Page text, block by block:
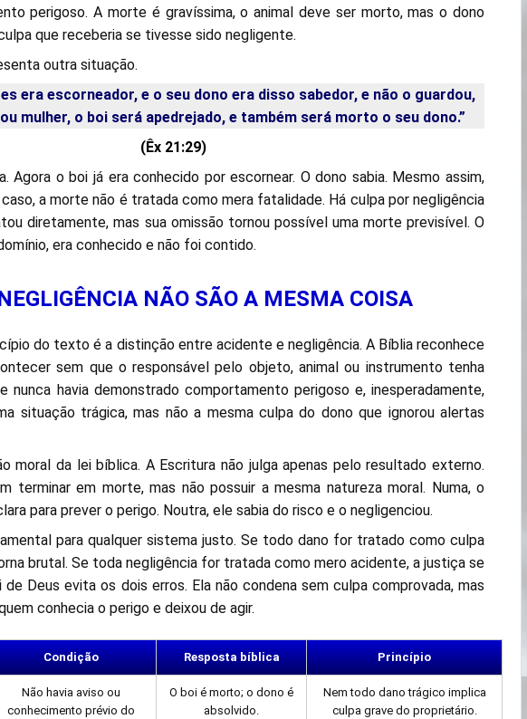
perigoso. A morte é gravíssima, o animal deve ser morto, mas o dono
que receberia se tivesse sido negligente.
outra situação.
era escorneador, e o seu dono era disso sabedor, e não o guardou,
mulher, o boi será apedrejado, e também será morto o seu dono.”
(Êx 21:29)
Agora o boi já era conhecido por escornear. O dono sabia. Mesmo assim,
a morte não é tratada como mera fatalidade. Há culpa por negligência
diretamente, mas sua omissão tornou possível uma morte previsível. O
era conhecido e não foi contido.
NÃO SÃO A MESMA COISA
do texto é a distinção entre acidente e negligência. A Bíblia reconhece
sem que o responsável pelo objeto, animal ou instrumento tenha
nunca havia demonstrado comportamento perigoso e, inesperadamente,
situação trágica, mas não a mesma culpa do dono que ignorou alertas
moral da lei bíblica. A Escritura não julga apenas pelo resultado externo.
terminar em morte, mas não possuir a mesma natureza moral. Numa, o
para prever o perigo. Noutra, ele sabia do risco e o negligenciou.
para qualquer sistema justo. Se todo dano for tratado como culpa
brutal. Se toda negligência for tratada como mero acidente, a justiça se
de Deus evita os dois erros. Ela não condena sem culpa comprovada, mas
conhecia o perigo e deixou de agir.
Condição Resposta bíblica Princípio
Não havia aviso ou
conhecimento prévio do
O boi é morto; o dono é
absolvido.
Nem todo dano trágico implica
culpa grave do proprietário.